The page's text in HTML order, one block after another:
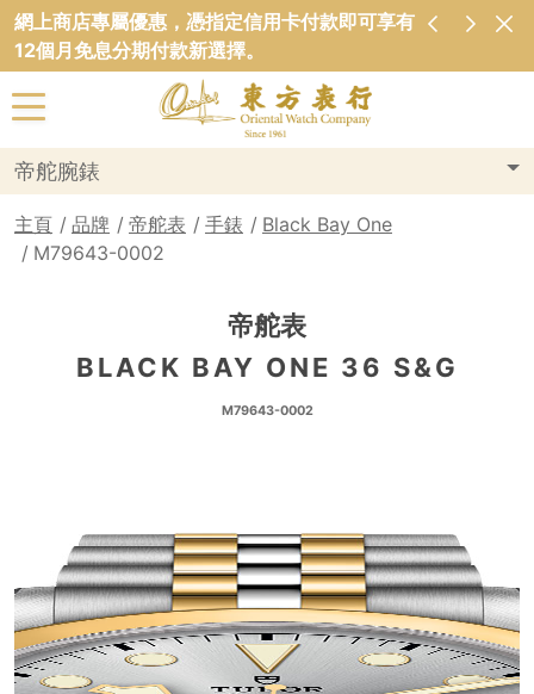
網上商店專屬優惠，憑指定信用卡付款即可享有
12個月免息分期付款新選擇。
帝舵腕錶
主頁 品牌 帝舵表 手錶
Black Bay One
M79643-0002
帝舵表
BLACK BAY ONE 36 S&G
M79643-0002